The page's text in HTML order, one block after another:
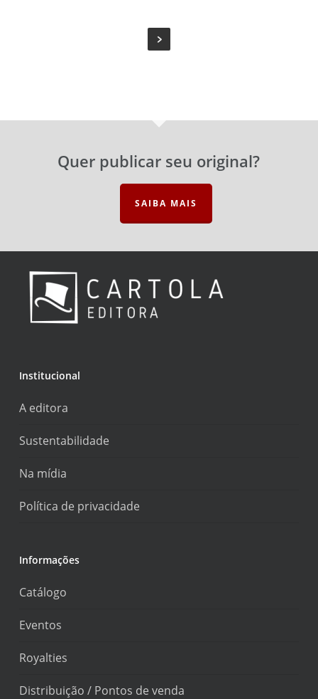
Quer publicar seu original?
SAIBA MAIS
Institucional
A editora
Sustentabilidade
Na mídia
Política de privacidade
Informações
Catálogo
Eventos
Royalties
Distribuição / Pontos de venda